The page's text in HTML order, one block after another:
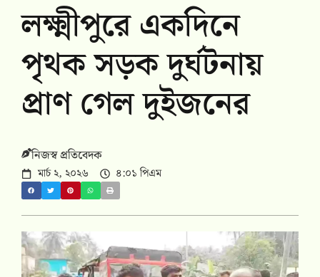
লক্ষ্মীপুরে একদিনে
পৃথক সড়ক দুর্ঘটনায়
প্রাণ গেল দুইজনের
নিজস্ব প্রতিবেদক
মার্চ ২, ২০২৬ ৪:০১ পিএম